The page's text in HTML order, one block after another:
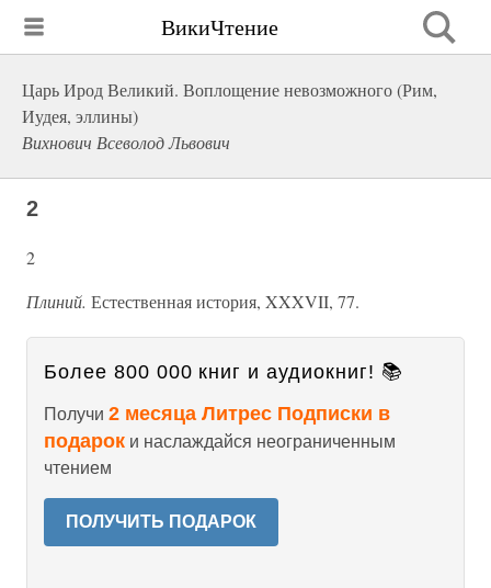
ВикиЧтение
Царь Ирод Великий. Воплощение невозможного (Рим,
Иудея, эллины)
Вихнович Всеволод Львович
2
2
Плиний. Естественная история, XXXVII, 77.
Более 800 000 книг и аудиокниг! 📚
Получи 2 месяца Литрес Подписки в
подарок и наслаждайся неограниченным
чтением
ПОЛУЧИТЬ ПОДАРОК